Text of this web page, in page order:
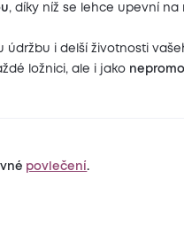
, díky níž se lehce upevní
údržbu i delší životnosti
ložnici, ale i jako
povlečení .